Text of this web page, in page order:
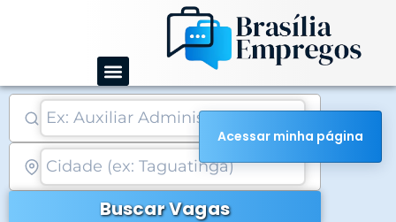
conteúdo
Buscar Vagas
Acessar minha página